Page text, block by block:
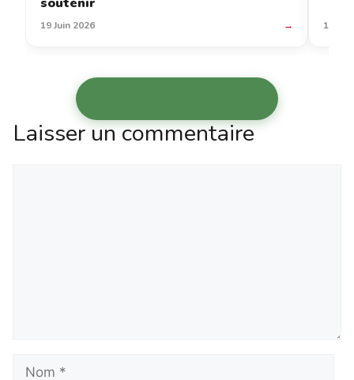
19 Juin 2026 → 12
Laisser un commentaire